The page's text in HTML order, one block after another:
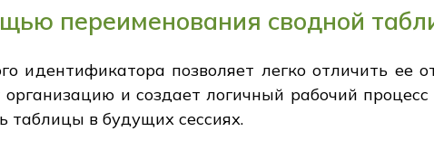
переименования сводной
идентификатора позволяет легко отличить ее
и создает логичный рабочий
таблицы в будущих сессиях.